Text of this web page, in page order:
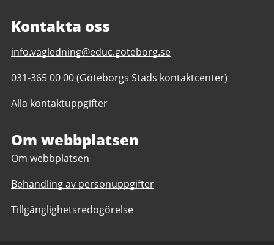
Kontakta oss
E-
till
Vägledningscentrums
drop
info.vagledning@educ.goteborg.se
Telefonnummer
Vägledningscentrums
in
031-365 00 00(Göteborgs Stads kontaktcenter)
Alla kontaktuppgifter
Om webbplatsen
Om webbplatsen
Behandling av personuppgifter
Tillgänglighetsredogörelse